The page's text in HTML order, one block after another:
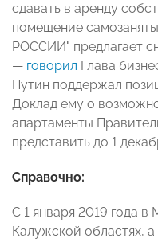
сдавать в аренду
помещение
РОССИИ" предлагает
— говорил Глава
Путин поддержал
Доклад ему о
апартаменты
представить до 1
Справочно:
С 1 января 2019 года
Калужской областях,